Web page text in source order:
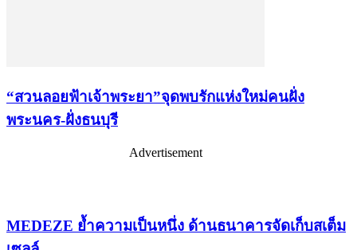
“สวนลอยฟ้าเจ้าพระยา”จุดพบรักแห่งใหม่คนฝั่ง
พระนคร-ฝั่งธนบุรี
Advertisement
MEDEZE ย้ำความเป็นหนึ่ง ด้านธนาคารจัดเก็บสเต็ม